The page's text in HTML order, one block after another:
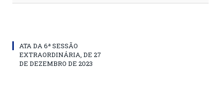
ATA DA 6ª SESSÃO
EXTRAORDINÁRIA, DE 27
DE DEZEMBRO DE 2023